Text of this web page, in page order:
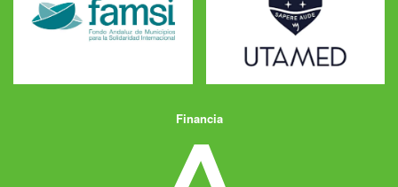
Financia